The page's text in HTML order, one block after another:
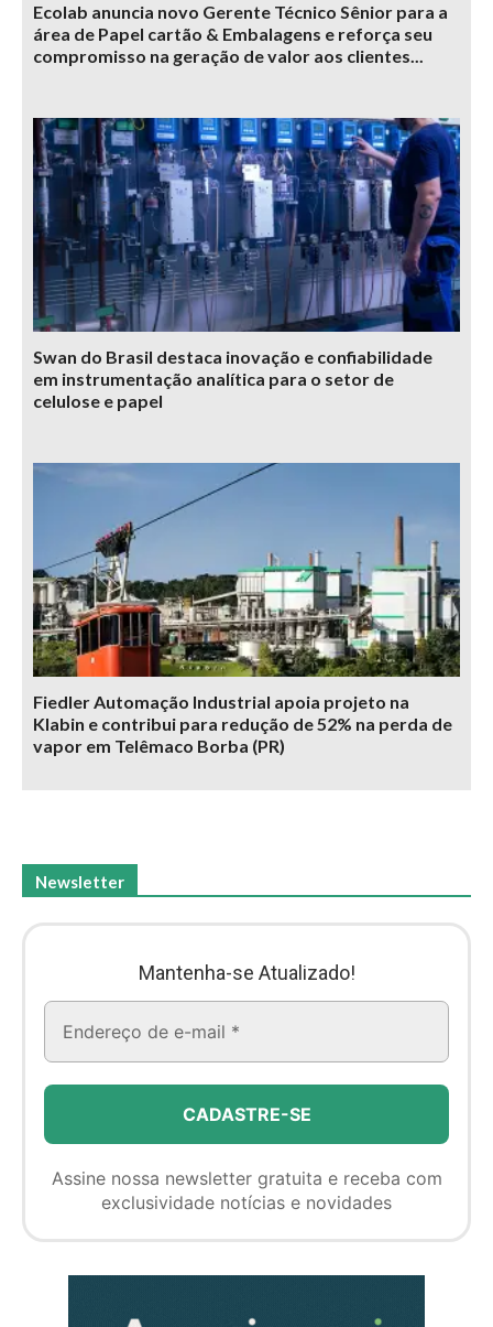
Ecolab anuncia novo Gerente Técnico Sênior para a
área de Papel cartão & Embalagens e reforça seu
compromisso na geração de valor aos clientes...
Swan do Brasil destaca inovação e confiabilidade
em instrumentação analítica para o setor de
celulose e papel
Fiedler Automação Industrial apoia projeto na
Klabin e contribui para redução de 52% na perda de
vapor em Telêmaco Borba (PR)
Newsletter
Mantenha-se Atualizado!
Assine nossa newsletter gratuita e receba com
exclusividade notícias e novidades